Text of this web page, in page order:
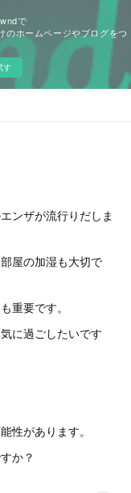
で
のホームページやブログをつ
す
ンザが流行りだしま
屋の加湿も大切で
重要です。
に過ごしたいです
性があります。
か？